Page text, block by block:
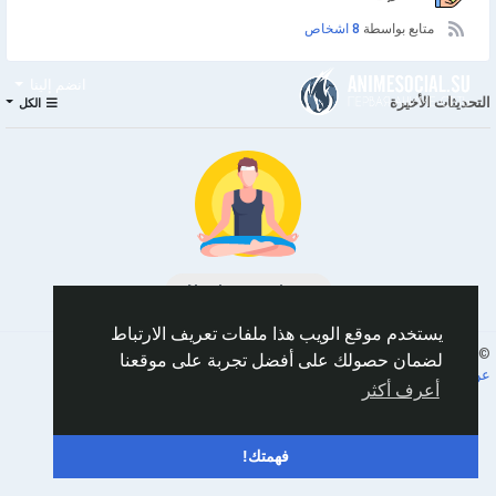
يستخدم موقع الويب هذا ملفات تعريف الارتباط
لضمان حصولك على أفضل تجربة على موقعنا
أعرف أكثر
فهمتك!
متابع بواسطة 8 اشخاص
التحديثات الأخيرة الكل
No data to show
© 2026 AnimeSocial.SU - Первая аниме сеть!
Arabic
عن
الشروط الخصوصية الدليل